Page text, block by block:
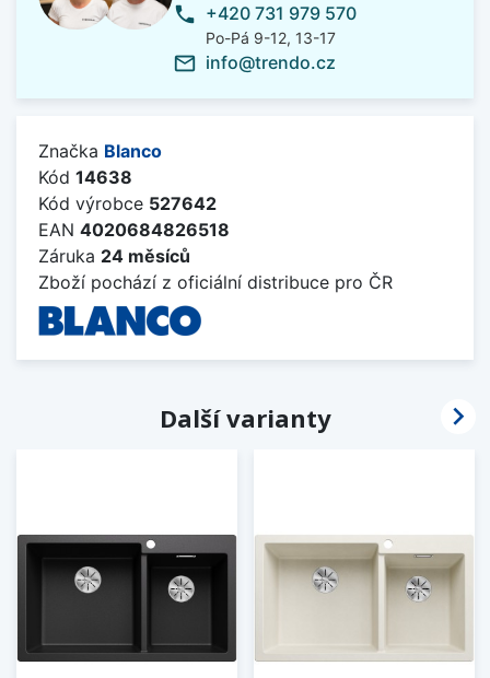
phone +420 731 979 570
Po-Pá 9-12, 13-17
mail_outline info@trendo.cz
Značka Blanco
Kód 14638
Kód výrobce 527642
EAN 4020684826518
Záruka 24 měsíců
Zboží pochází z oficiální distribuce pro ČR
Další varianty 